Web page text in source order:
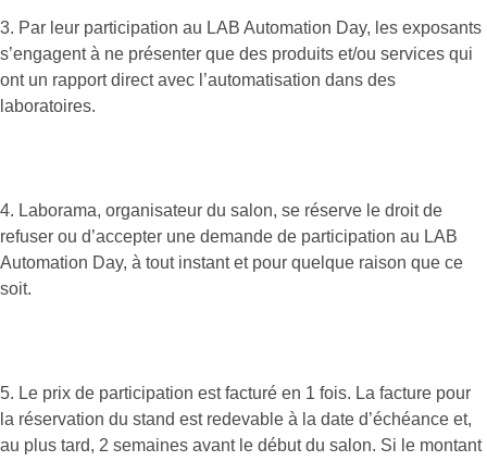
3. Par leur participation au LAB Automation Day, les exposants
s’engagent à ne présenter que des produits et/ou services qui
ont un rapport direct avec l’automatisation dans des
laboratoires.
4. Laborama, organisateur du salon, se réserve le droit de
refuser ou d’accepter une demande de participation au LAB
Automation Day, à tout instant et pour quelque raison que ce
soit.
5. Le prix de participation est facturé en 1 fois. La facture pour
la réservation du stand est redevable à la date d’échéance et,
au plus tard, 2 semaines avant le début du salon. Si le montant